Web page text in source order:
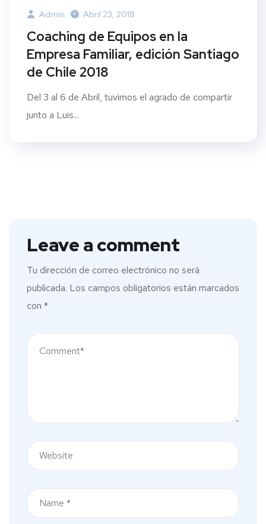
Admin Abril 23, 2018
Coaching de Equipos en la
Empresa Familiar, edición Santiago
de Chile 2018
Del 3 al 6 de Abril, tuvimos el agrado de compartir
junto a Luis...
Leave a comment
Tu dirección de correo electrónico no será
publicada. Los campos obligatorios están marcados
con *